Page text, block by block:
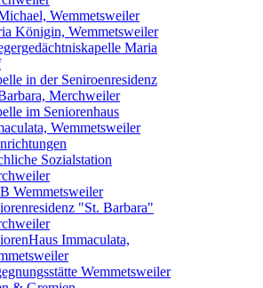
Wemmetsweiler
Königin, Wemmetsweiler
Maria
in der Seniroenresidenz
Merchweiler
im Seniorenhaus
Wemmetsweiler
Sozialstation
Wemmetsweiler
"St. Barbara"
Immaculata,
Wemmetsweiler